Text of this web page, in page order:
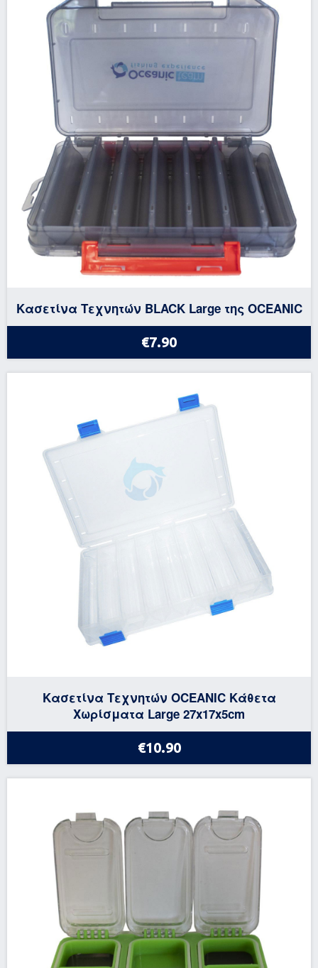
Κασετίνα Τεχνητών BLACK Large της OCEANIC
€7.90
Κασετίνα Τεχνητών OCEANIC Kάθετα
Χωρίσματα Large 27x17x5cm
€10.90